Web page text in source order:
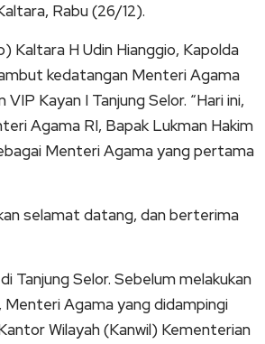
Rabu (26/12).
Kaltara H Udin Hianggio, Kapolda
kedatangan Menteri Agama
Kayan I Tanjung Selor. “Hari ini,
Agama RI, Bapak Lukman Hakim
Menteri Agama yang pertama
selamat datang, dan berterima
Tanjung Selor. Sebelum melakukan
Agama yang didampingi
Wilayah (Kanwil) Kementerian